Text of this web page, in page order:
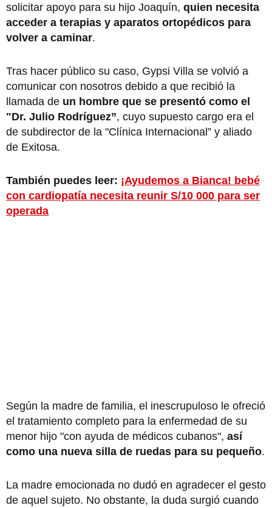
solicitar apoyo para su hijo Joaquín, quien necesita
acceder a terapias y aparatos ortopédicos para
volver a caminar.
Tras hacer público su caso, Gypsi Villa se volvió a
comunicar con nosotros debido a que recibió la
llamada de un hombre que se presentó como el
"Dr. Julio Rodríguez”, cuyo supuesto cargo era el
de subdirector de la "Clínica Internacional” y aliado
de Exitosa.
También puedes leer: ¡Ayudemos a Bianca! bebé
con cardiopatía necesita reunir S/10 000 para ser
operada
Según la madre de familia, el inescrupuloso le ofreció
el tratamiento completo para la enfermedad de su
menor hijo "con ayuda de médicos cubanos", así
como una nueva silla de ruedas para su pequeño.
La madre emocionada no dudó en agradecer el gesto
de aquel sujeto. No obstante, la duda surgió cuando